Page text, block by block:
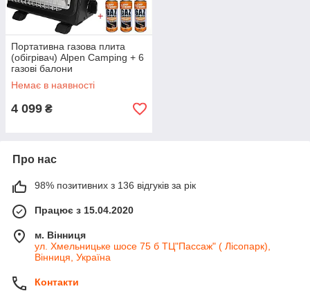
Портативна газова плита
(обігрівач) Alpen Camping + 6
газові балони
Немає в наявності
4 099 ₴
Про нас
98% позитивних з 136 відгуків за рік
Працює з 15.04.2020
м. Вінниця
ул. Хмельницьке шосе 75 б ТЦ"Пассаж" ( Лісопарк),
Вінниця, Україна
Контакти